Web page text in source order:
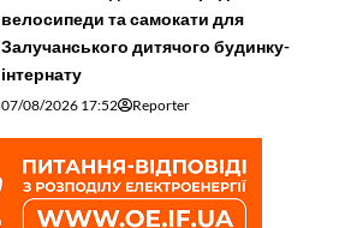
велосипеди та самокати для
Залучанського дитячого будинку-
інтернату
07/08/2026 17:52 Reporter